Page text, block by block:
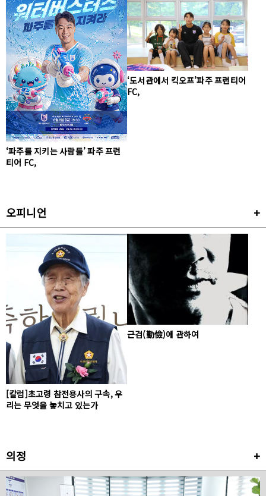
‘파주를 지키는 사람들’ 파주 프런
티어 FC,
‘도서관에서 킥오프’파주 프런티어
FC,
오피니언 +
[칼럼]초고령 참전용사의 구속, 우
리는 무엇을 놓치고 있는가
근검(勤儉)에 관하여
의정 +